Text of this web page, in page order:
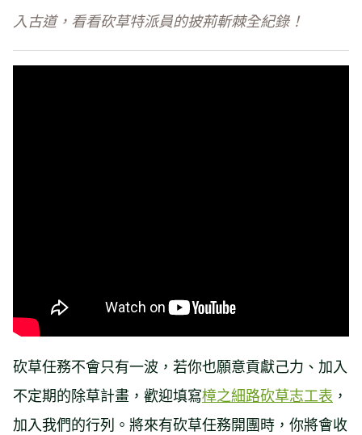
入古道，看看砍草特派員的披荊斬棘全紀錄！
砍草任務不會只有一波，若你也願意貢獻己力、加入
不定期的除草計畫，歡迎填寫樟之細路砍草志工表 ，
加入我們的行列。將來有砍草任務開團時，你將會收